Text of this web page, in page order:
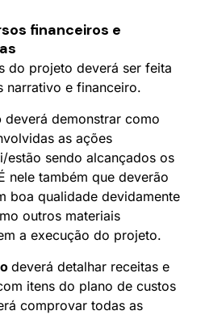
financeiros e
do projeto deverá ser feita
narrativo e financeiro.
deverá demonstrar como
as ações
estão sendo alcançados os
nele também que deverão
boa qualidade devidamente
outros materiais
a execução do projeto.
deverá detalhar receitas e
itens do plano de custos
comprovar todas as